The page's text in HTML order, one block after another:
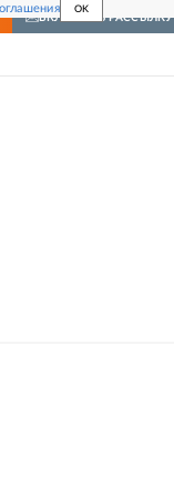
OK
ВКЛЮЧИТЬ РАССЫЛКУ